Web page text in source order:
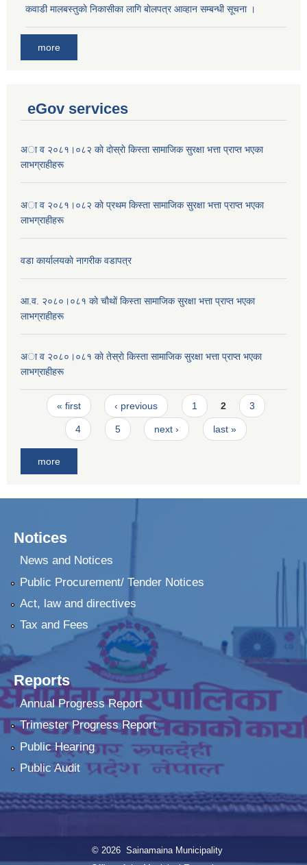
कवाडी मालबस्तुकाे निकासीका लागि बाेलपत्र आव्हान सम्बन्धी सूचना ।
more
eGov services
अा व २०८१।०८२ काे दाेस्राे किस्ता सामाजिक सुरक्षा भत्ता प्राप्त भएका
लाभग्राहीहरू
अा व २०८१।०८२ काे प्रथम किस्ता सामाजिक सुरक्षा भत्ता प्राप्त भएका
लाभग्राहीहरू
वडा कार्यालयकाे नागरीक वडापत्र
आ.व. २०८०।०८१ काे चाैथाें किस्ता सामाजिक सुरक्षा भत्ता प्राप्त भएका
लाभग्राहीहरू
अा व २०८०।०८१ काे तेस्राे किस्ता सामाजिक सुरक्षा भत्ता प्राप्त भएका
लाभग्राहीहरू
Pages
« first ‹ previous 1 2 3
4 5 next › last »
more
Notices
News and Notices
Public Procurement/ Tender Notices
Act, law and directives
Tax and Fees
Reports
Annual Progress Report
Trimester Progress Report
Public Hearing
Public Audit
© 2026 Sainamaina Municipality